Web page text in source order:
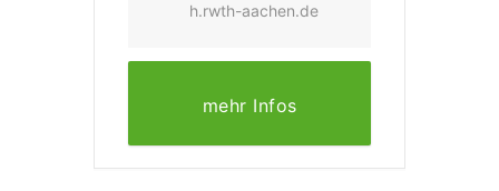
h.rwth-aachen.de
mehr Infos